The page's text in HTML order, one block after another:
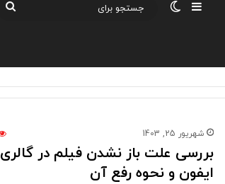
نوارکناریتغییر پوسته
شهریور 25, 1403
بررسی علت باز نشدن فیلم در گالری
ایفون و نحوه رفع آن